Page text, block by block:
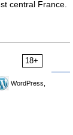
central France.
18+
WordPress,